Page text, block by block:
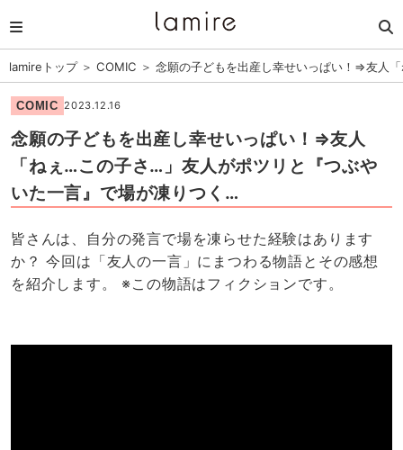
lamireトップ＞ COMIC ＞ 念願の子どもを出産し幸せいっぱい！⇒友人
COMIC 2023.12.16
念願の子どもを出産し幸せいっぱい！⇒友人
「ねぇ…この子さ…」友人がポツリと『つぶや
いた一言』で場が凍りつく…
皆さんは、自分の発言で場を凍らせた経験はあります
か？ 今回は「友人の一言」にまつわる物語とその感想
を紹介します。 ※この物語はフィクションです。